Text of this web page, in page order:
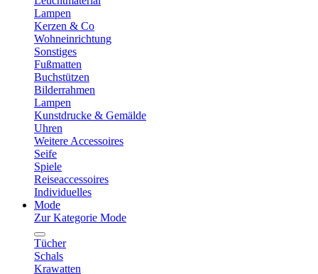
Lampen
Kerzen & Co
Wohneinrichtung
Sonstiges
Fußmatten
Buchstützen
Bilderrahmen
Lampen
Kunstdrucke & Gemälde
Uhren
Weitere Accessoires
Seife
Spiele
Reiseaccessoires
Individuelles
Mode
Zur Kategorie Mode
Tücher
Schals
Krawatten